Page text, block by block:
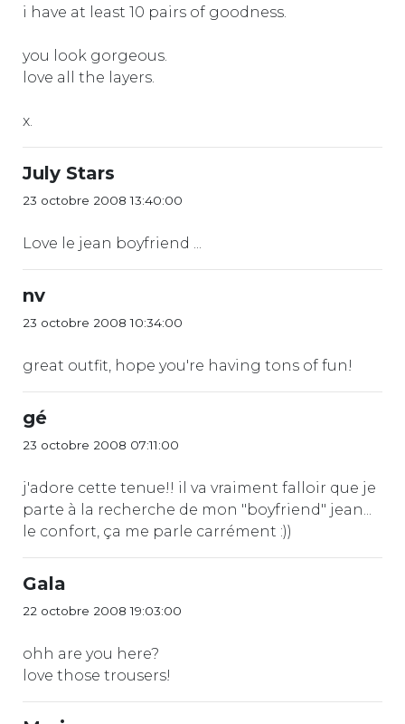
i have at least 10 pairs of goodness.
you look gorgeous.
love all the layers.
x.
July Stars
23 octobre 2008 13:40:00
Love le jean boyfriend ...
nv
23 octobre 2008 10:34:00
great outfit, hope you're having tons of fun!
gé
23 octobre 2008 07:11:00
j'adore cette tenue!! il va vraiment falloir que je
parte à la recherche de mon "boyfriend" jean...
le confort, ça me parle carrément :))
Gala
22 octobre 2008 19:03:00
ohh are you here?
love those trousers!